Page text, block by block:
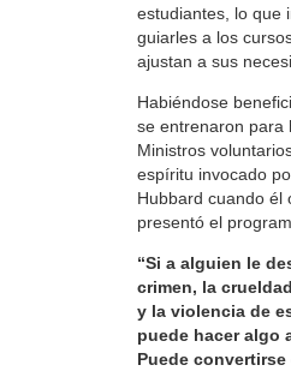
estudiantes, lo que
guiarles a los
ajustan a sus
Habiéndose
se entrenaron para
Ministros
espíritu invocado
Hubbard cuando él
presentó el
“Si a alguien le
crimen, la
y la violencia de
puede hacer algo
Puede convertirse